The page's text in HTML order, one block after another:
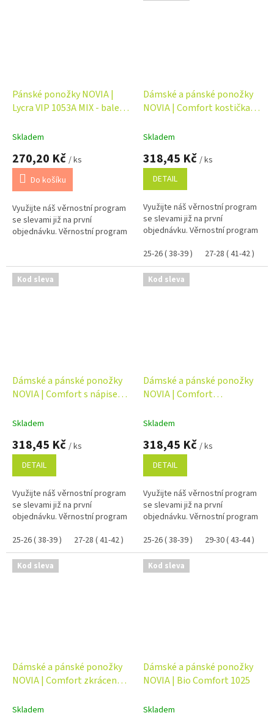
Pánské ponožky NOVIA |
Lycra VIP 1053A MIX - balení
Skladem
270,20 Kč / ks
Do košíku
Využijte náš věrnostní program
se slevami již na první
objednávku. Věrnostní program
Dámské a pánské ponožky
NOVIA | Comfort kostička
Skladem
318,45 Kč / ks
DETAIL
Využijte náš věrnostní program
se slevami již na první
objednávku. Věrnostní program
25-26 ( 38-39 )
27-28 ( 41-42 )
Kod sleva
Dámské a pánské ponožky
NOVIA | Comfort s nápisem
Skladem
318,45 Kč / ks
DETAIL
Využijte náš věrnostní program
se slevami již na první
objednávku. Věrnostní program
25-26 ( 38-39 )
27-28 ( 41-42 ) 29-30 ( 43-44 ) 31-32 ( 45-47 )
Kod sleva
Dámské a pánské ponožky
NOVIA | Comfort
Skladem
318,45 Kč / ks
DETAIL
Využijte náš věrnostní program
se slevami již na první
objednávku. Věrnostní program
25-26 ( 38-39 )
29-30 ( 43-44 )
Kod sleva
Dámské a pánské ponožky
NOVIA | Comfort zkrácené
Skladem
Kod sleva
Dámské a pánské ponožky
NOVIA | Bio Comfort 1025
Skladem